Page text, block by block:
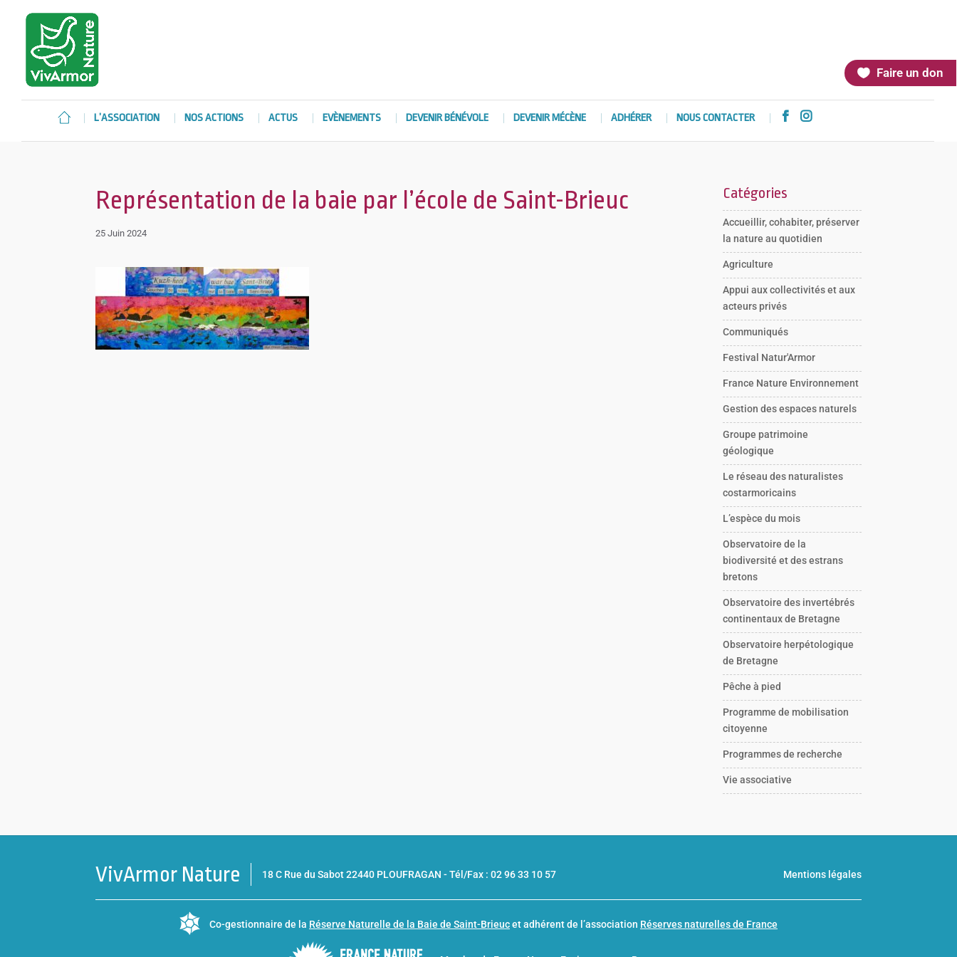
Faire un don
L’ASSOCIATION NOS ACTIONS ACTUS EVÈNEMENTS DEVENIR BÉNÉVOLE DEVENIR MÉCÈNE ADHÉRER NOUS CONTACTER  
Représentation de la baie par l’école de Saint-Brieuc
25 Juin 2024
Catégories
Accueillir, cohabiter, préserver
la nature au quotidien
Agriculture
Appui aux collectivités et aux
acteurs privés
Communiqués
Festival Natur'Armor
France Nature Environnement
Gestion des espaces naturels
Groupe patrimoine
géologique
Le réseau des naturalistes
costarmoricains
L’espèce du mois
Observatoire de la
biodiversité et des estrans
bretons
Observatoire des invertébrés
continentaux de Bretagne
Observatoire herpétologique
de Bretagne
Pêche à pied
Programme de mobilisation
citoyenne
Programmes de recherche
Vie associative
VivArmor Nature 18 C Rue du Sabot 22440 PLOUFRAGAN -Tél/Fax : 02 96 33 10 57 Mentions légales
Co-gestionnaire de la Réserve Naturelle de la Baie de Saint-Brieucet adhérent de l’association Réserves naturelles de France